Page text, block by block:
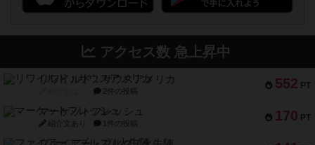
アクセス数 急上昇中
552 PT
リワイルド：サウスアメリカ
2件の投稿
170 PT
マーケットフレッシュ
紹介文あり 1件の投稿